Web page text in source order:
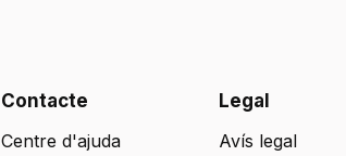
Contacte
Centre d'ajuda
Legal
Avís legal